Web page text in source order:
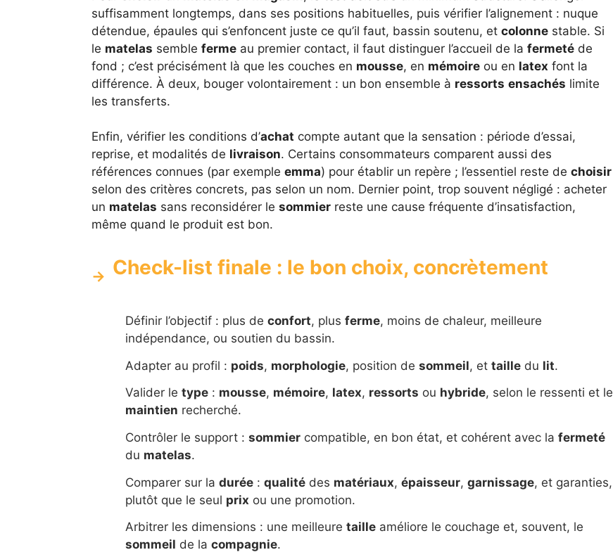
suffisamment longtemps, dans ses positions habituelles, puis vérifier l’alignement : nuque
détendue, épaules qui s’enfoncent juste ce qu’il faut, bassin soutenu, et colonnestable. Si
le matelas semble fermeau premier contact, il faut distinguer l’accueil de la fermetéde
fond ; c’est précisément là que les couches en mousse, en mémoireou en latex font la
différence. À deux, bouger volontairement : un bon ensemble à ressorts ensachés limite
les transferts.
Enfin, vérifier les conditions d’achat compte autant que la sensation : période d’essai,
reprise, et modalités de livraison. Certains consommateurs comparent aussi des
références connues (par exemple emma) pour établir un repère ; l’essentiel reste de choisir
selon des critères concrets, pas selon un nom. Dernier point, trop souvent négligé : acheter
un matelas sans reconsidérer le sommierreste une cause fréquente d’insatisfaction,
même quand le produit est bon.
Check-list finale : le bon choix, concrètement
Définir l’objectif : plus de confort, plus ferme, moins de chaleur, meilleure
indépendance, ou soutien du bassin.
Adapter au profil : poids, morphologie, position de sommeil, et tailledu lit.
Valider le type: mousse, mémoire, latex, ressorts ou hybride, selon le ressenti et le
maintien recherché.
Contrôler le support : sommiercompatible, en bon état, et cohérent avec la fermeté
du matelas.
Comparer sur la durée: qualitédes matériaux, épaisseur, garnissage, et garanties,
plutôt que le seul prix ou une promotion.
Arbitrer les dimensions : une meilleure tailleaméliore le couchage et, souvent, le
sommeil de la compagnie.